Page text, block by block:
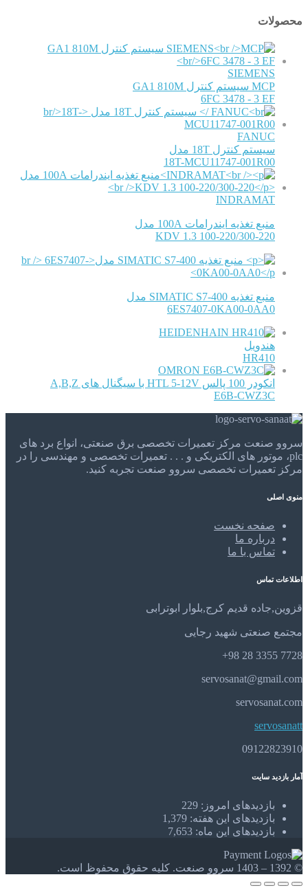
محصولات
SIEMENS
MCP سیستم کنترل GA1 810M
6FC 3478 - 3 EF
FANUC
سیستم کنترل 18T مدل
18T-MCU11747-001R00
INDRAMAT
منبع تغذیه ایندرامات 100A مدل
KDV 1.3 100-220/300-220
منبع تغذیه SIMATIC S7-400 مدل
6ES7407-0KA00-0AA0
HEIDENHAIN
هندویل
HR410
OMRON
انکودر 100 پالس HTL 5-12V با سیگنال های A,B,Z
E6B-CWZ3C
سروو صنعت مرکز تعمیرات تخصصی برق صنعتی، انواع برد های
plc، موتور های الکتریکی و . . . تعمیرات تخصصی و مهندسی را در
مرکز تعمیرات تخصصی سروو صنعت تجربه کنید.
منوی اصلی
صفحه نخست
درباره ما
تماس با ما
اطلاعات تماس
قزوین,جاده قدیم کرج,بلوار ابوترابی
مجتمع صنعتی شهید رجایی
7728 3355 28 98+
servosanat@gmail.com
servosanat.com
servosanatt
09122823910
آمار بازدید سایت
بازدیدهای امروز: 229
بازدیدهای این هفته: 1,379
بازدیدهای این ماه: 7,653
© 1392 – 1403 سروو صنعت. کلیه حقوق محفوظ است.